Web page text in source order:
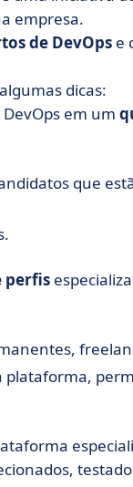
empresa.
de DevOps e
dicas:
em um
que
perfis
plataforma,